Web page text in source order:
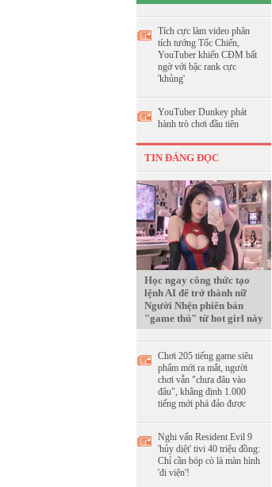
Tích cực làm video phân
tích tướng Tốc Chiến,
YouTuber khiến CĐM bất
ngờ với bậc rank cực
'khủng'
YouTuber Dunkey phát
hành trò chơi đầu tiên
TIN ĐÁNG ĐỌC
Học ngay công thức tạo
lệnh AI để trở thành nữ
Người Nhện phiên bản
"game thủ" từ hot girl này
Chơi 205 tiếng game siêu
phẩm mới ra mắt, người
chơi vẫn "chưa đâu vào
đâu", khẳng định 1.000
tiếng mới phá đảo được
Nghi vấn Resident Evil 9
'hủy diệt' tivi 40 triệu đồng:
Chỉ cần bóp cò là màn hình
'đi viện'!